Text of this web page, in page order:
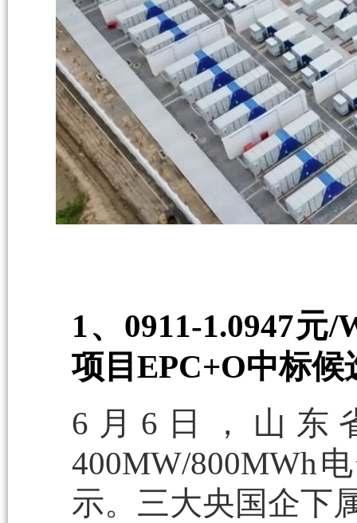
1、0911-1.0947元
项目EPC+O中标候
6月6日，山东
400MW/800MWh
示。三大央国企下